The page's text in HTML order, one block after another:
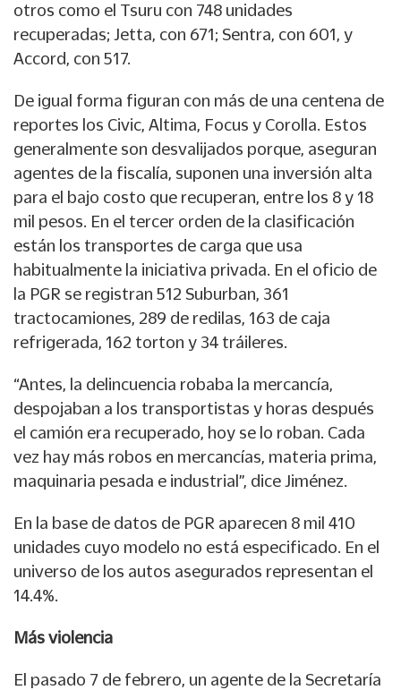
otros como el Tsuru con 748 unidades
recuperadas; Jetta, con 671; Sentra, con 601, y
Accord, con 517.
De igual forma figuran con más de una centena de
reportes los Civic, Altima, Focus y Corolla. Estos
generalmente son desvalijados porque, aseguran
agentes de la fiscalía, suponen una inversión alta
para el bajo costo que recuperan, entre los 8 y 18
mil pesos. En el tercer orden de la clasificación
están los transportes de carga que usa
habitualmente la iniciativa privada. En el oficio de
la PGR se registran 512 Suburban, 361
tractocamiones, 289 de redilas, 163 de caja
refrigerada, 162 torton y 34 tráileres.
“Antes, la delincuencia robaba la mercancía,
despojaban a los transportistas y horas después
el camión era recuperado, hoy se lo roban. Cada
vez hay más robos en mercancías, materia prima,
maquinaria pesada e industrial”, dice Jiménez.
En la base de datos de PGR aparecen 8 mil 410
unidades cuyo modelo no está especificado. En el
universo de los autos asegurados representan el
14.4%.
Más violencia
El pasado 7 de febrero, un agente de la Secretaría